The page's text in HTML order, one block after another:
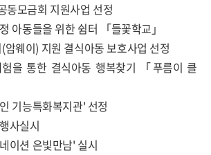
동모금회 지원사업 선정
아동들을 위한 쉼터 「들꽃학교」
웨이) 지원 결식아동 보호사업 선정
을 통한 결식아동 행복찾기 「푸름이 클
기능특화복지관' 선정
사실시
이션 은빛만남' 실시